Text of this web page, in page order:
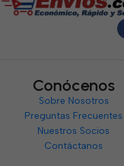
Conócenos
Sobre Nosotros
Preguntas Frecuentes
Nuestros Socios
Contáctanos